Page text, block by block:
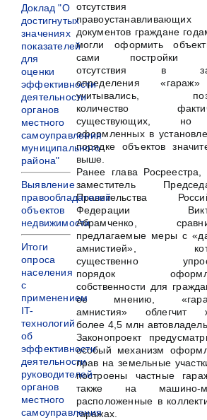
отсутствия
правоустанавливающих
документов граждане
могли оформить
сами постройки
отсутствия в
определения
учитывались,
количество
существующих,
оформленных в
порядке объектов
выше.
Ранее глава
заместитель
Правительства
Федерации
Абрамченко,
предлагаемые меры с
амнистией»,
существенно
порядок
собственности для
ее мнению,
амнистия» облегчит
более 4,5 млн
Законопроект
особый механизм
прав на земельные
построены частные
также на машино-
расположенные в
гаражах.
Доклад "О
достигнутых
значениях
показателей
для
оценки
эффективности
деятельности
органов
местного
самоуправления
муниципального
района"
Выявление
правообладателей
объектов
недвижимости
Итоги
опроса
населения
с
применением
IT-
технологий
об
эффективности
деятельности
руководителей
органов
местного
самоуправления